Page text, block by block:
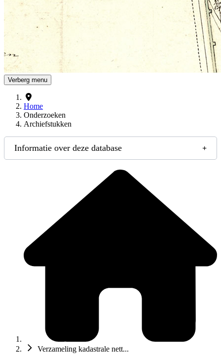
Verberg menu
Home
Onderzoeken
Archiefstukken
Informatie over deze database
Verzameling kadastrale nett...